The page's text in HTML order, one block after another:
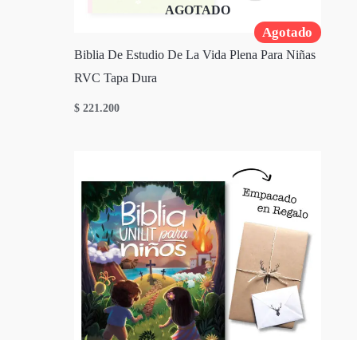
Agotado
AGOTADO
Biblia De Estudio De La Vida Plena Para Niñas
RVC Tapa Dura
$ 221.200